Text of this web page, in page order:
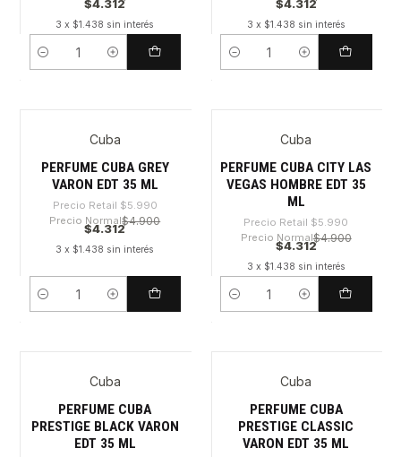
$4.312
3 x $1.438 sin interés
Cantidad
$4.312
3 x $1.438 sin interés
Cantidad
Cuba
PERFUME CUBA GREY
VARON EDT 35 ML
Precio Retail $5.990
Precio Normal$4.900
$4.312
3 x $1.438 sin interés
Cantidad
Cuba
PERFUME CUBA CITY LAS
VEGAS HOMBRE EDT 35
ML
Precio Retail $5.990
Precio Normal$4.900
$4.312
3 x $1.438 sin interés
Cantidad
Cuba
PERFUME CUBA
PRESTIGE BLACK VARON
EDT 35 ML
Cuba
PERFUME CUBA
PRESTIGE CLASSIC
VARON EDT 35 ML